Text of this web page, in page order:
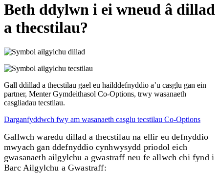
Beth ddylwn i ei wneud â dillad
a thecstilau?
Gall ddillad a thecstilau gael eu hailddefnyddio a’u casglu gan ein
partner, Menter Gymdeithasol Co-Options, trwy wasanaeth
casgliadau tecstilau.
Darganfyddwch fwy am wasanaeth casglu tecstilau Co-Options
Gallwch waredu dillad a thecstilau na ellir eu defnyddio
mwyach gan ddefnyddio cynhwysydd priodol eich
gwasanaeth ailgylchu a gwastraff neu fe allwch chi fynd i
Barc Ailgylchu a Gwastraff: